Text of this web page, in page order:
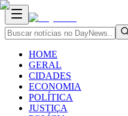
HOME
GERAL
CIDADES
ECONOMIA
POLÍTICA
JUSTIÇA